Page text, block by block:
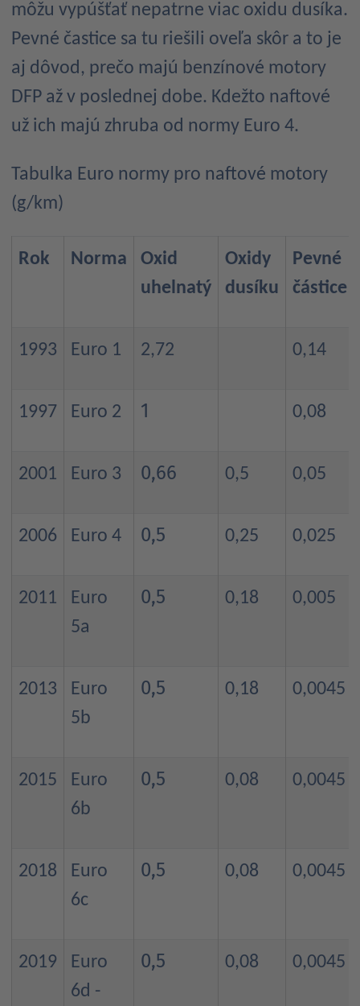
môžu vypúšťať nepatrne viac oxidu dusíka.
Pevné častice sa tu riešili oveľa skôr a to je
aj dôvod, prečo majú benzínové motory
DFP až v poslednej dobe. Kdežto naftové
už ich majú zhruba od normy Euro 4.
Tabulka Euro normy pro naftové motory
(g/km)
Rok Norma
Oxid
uhelnatý
Oxidy
dusíku
Pevné
částice
1993 Euro 1 2,72 0,14
1997 Euro 2 1 0,08
2001 Euro 3 0,66 0,5 0,05
2006 Euro 4 0,5 0,25 0,025
2011
Euro
5a
0,5 0,18 0,005
2013
Euro
5b
0,5 0,18 0,0045
2015
Euro
6b
0,5 0,08 0,0045
2018
Euro
6c
0,5 0,08 0,0045
2019
Euro
6d -
0,5 0,08 0,0045